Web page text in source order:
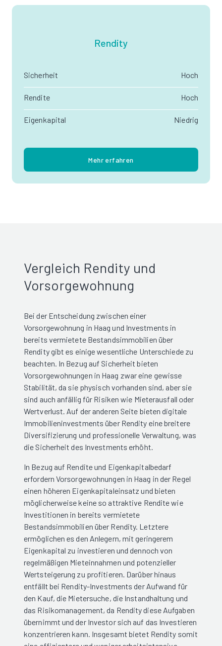
Rendity
Sicherheit Hoch
Rendite Hoch
Eigenkapital Niedrig
Mehr erfahren
Vergleich Rendity und
Vorsorgewohnung
Bei der Entscheidung zwischen einer
Vorsorgewohnung in Haag und Investments in
bereits vermietete Bestandsimmobilien über
Rendity gibt es einige wesentliche Unterschiede zu
beachten. In Bezug auf Sicherheit bieten
Vorsorgewohnungen in Haag zwar eine gewisse
Stabilität, da sie physisch vorhanden sind, aber sie
sind auch anfällig für Risiken wie Mieterausfall oder
Wertverlust. Auf der anderen Seite bieten digitale
Immobilieninvestments über Rendity eine breitere
Diversifizierung und professionelle Verwaltung, was
die Sicherheit des Investments erhöht.
In Bezug auf Rendite und Eigenkapitalbedarf
erfordern Vorsorgewohnungen in Haag in der Regel
einen höheren Eigenkapitaleinsatz und bieten
möglicherweise keine so attraktive Rendite wie
Investitionen in bereits vermietete
Bestandsimmobilien über Rendity. Letztere
ermöglichen es den Anlegern, mit geringerem
Eigenkapital zu investieren und dennoch von
regelmäßigen Mieteinnahmen und potenzieller
Wertsteigerung zu profitieren. Darüber hinaus
entfällt bei Rendity-Investments der Aufwand für
den Kauf, die Mietersuche, die Instandhaltung und
das Risikomanagement, da Rendity diese Aufgaben
übernimmt und der Investor sich auf das Investieren
konzentrieren kann. Insgesamt bietet Rendity somit